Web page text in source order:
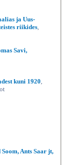
ja Uus-
riikides
Savi,
kuni 1920
Ants Saar jt,